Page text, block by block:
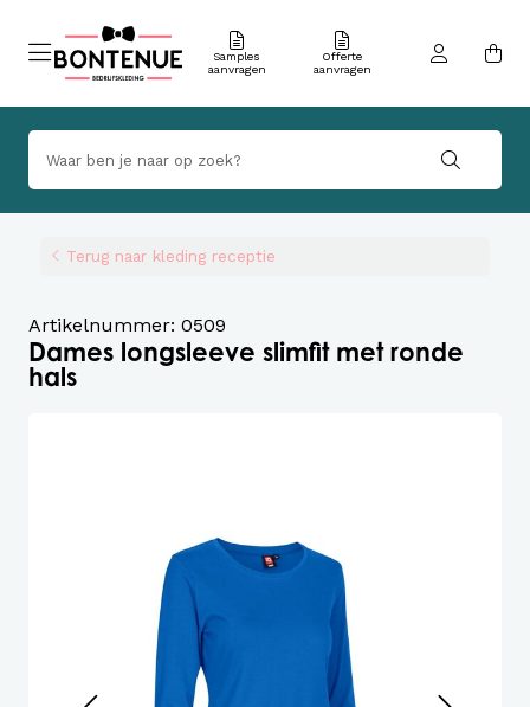
Samples
aanvragen
Offerte
aanvragen
Terug naar kleding receptie
Artikelnummer: 0509
Dames longsleeve slimfit met ronde
hals